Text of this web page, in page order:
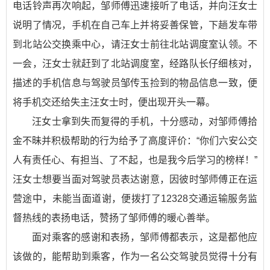
电话铃声再次响起，邹师傅迅速接听了电话，并向汪女士
说明了情况，手机在自己车上并将妥善保管，下趟发车带
到北站公交换乘中心，请汪女士前往北站调度室认领。不
一会，汪女士就赶到了北站调度室，经路队长仔细核对，
描述的手机信息与驾驶员邹传玉捡到的物品信息一致，便
将手机交还给失主汪女士时，便出现开头一幕。
汪女士拿到失而复得的手机，十分感动，对邹师傅拾
金不昧并积极帮助的行为给予了高度评价：“你们六安公交
人有责任心、有担当、了不起，也是我今后学习的榜样！”
汪女士想要当面对驾驶员表达谢意，因彼时邹师傅正在运
营途中，未能当面道谢，便拨打了12328交通运输服务监
督热线的表扬电话，赞扬了邹师傅的暖心善举。
面对乘客的感谢和表扬，邹师傅都表示，这是都他应
该做的，能帮助到乘客，作为一名公交驾驶员觉得十分有